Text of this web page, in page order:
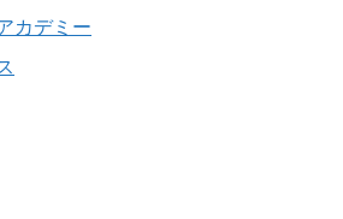
カデミー